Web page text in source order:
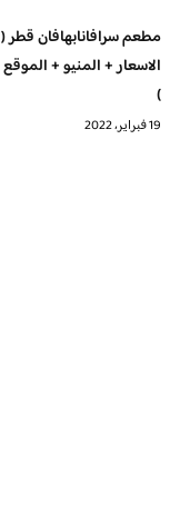
مطعم سرافانابهافان قطر (
الاسعار + المنيو + الموقع
)
19 فبراير، 2022